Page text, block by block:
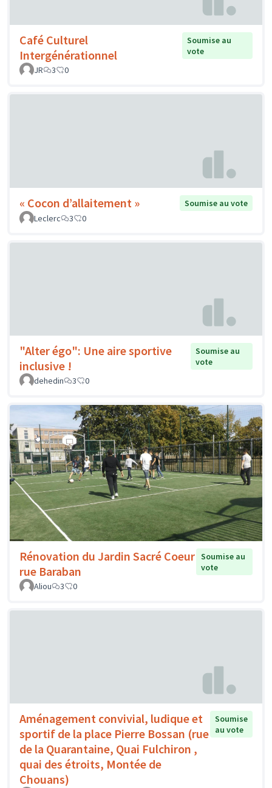
Café Culturel
Intergénérationnel
Soumise au
vote
JR
3 0
« Cocon d’allaitement »
Soumise au vote
Leclerc
3 0
"Alter égo": Une aire sportive
inclusive !
Soumise au
vote
dehedin
3 0
Rénovation du Jardin Sacré Coeur
rue Baraban
Soumise au
vote
Aliou
3 0
Aménagement convivial, ludique et
sportif de la place Pierre Bossan (rue
de la Quarantaine, Quai Fulchiron ,
quai des étroits, Montée de
Chouans)
Soumise
au vote